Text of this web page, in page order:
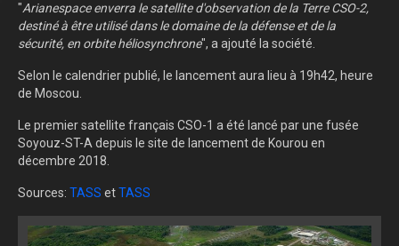
"Arianespace enverra le satellite d'observation de la Terre CSO-2,
destiné à être utilisé dans le domaine de la défense et de la
sécurité, en orbite héliosynchrone", a ajouté la société.
Selon le calendrier publié, le lancement aura lieu à 19h42, heure
de Moscou.
Le premier satellite français CSO-1 a été lancé par une fusée
Soyouz-ST-A depuis le site de lancement de Kourou en
décembre 2018.
Sources: TASS etTASS